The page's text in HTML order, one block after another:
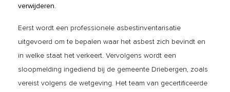
verwijderen.
Eerst wordt een professionele asbestinventarisatie
uitgevoerd om te bepalen waar het asbest zich bevindt en
in welke staat het verkeert. Vervolgens wordt een
sloopmelding ingediend bij de gemeente Driebergen, zoals
vereist volgens de wetgeving. Het team van gecertificeerde